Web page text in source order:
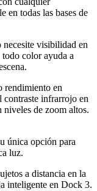
en todas las bases de
visibilidad en
color ayuda a
en
contraste infrarrojo en
niveles de zoom altos.
única opción para
luz.
a distancia en la
inteligente en Dock 3.